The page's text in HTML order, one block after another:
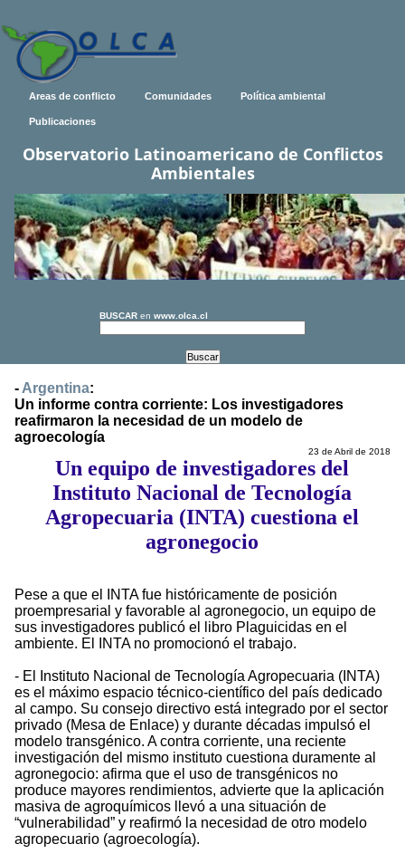
Areas de conflicto Comunidades Política ambiental
Publicaciones
Observatorio Latinoamericano de Conflictos
Ambientales
BUSCAR en www.olca.cl
- Argentina:
Un informe contra corriente: Los investigadores
reafirmaron la necesidad de un modelo de
agroecología
23 de Abril de 2018
Un equipo de investigadores del
Instituto Nacional de Tecnología
Agropecuaria (INTA) cuestiona el
agronegocio
Pese a que el INTA fue históricamente de posición
proempresarial y favorable al agronegocio, un equipo de
sus investigadores publicó el libro Plaguicidas en el
ambiente. El INTA no promocionó el trabajo.
- El Instituto Nacional de Tecnología Agropecuaria (INTA)
es el máximo espacio técnico-científico del país dedicado
al campo. Su consejo directivo está integrado por el sector
privado (Mesa de Enlace) y durante décadas impulsó el
modelo transgénico. A contra corriente, una reciente
investigación del mismo instituto cuestiona duramente al
agronegocio: afirma que el uso de transgénicos no
produce mayores rendimientos, advierte que la aplicación
masiva de agroquímicos llevó a una situación de
“vulnerabilidad” y reafirmó la necesidad de otro modelo
agropecuario (agroecología).